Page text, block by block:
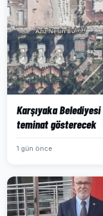
Karşıyaka Belediyesi
teminat gösterecek
1 gün önce